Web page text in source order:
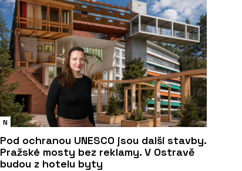
N
Pod ochranou UNESCO jsou další stavby.
Pražské mosty bez reklamy. V Ostravě
budou z hotelu byty